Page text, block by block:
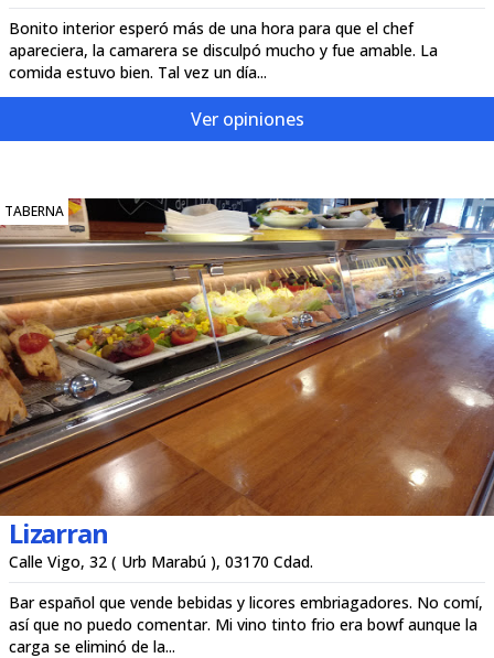
Bonito interior esperó más de una hora para que el chef
apareciera, la camarera se disculpó mucho y fue amable. La
comida estuvo bien. Tal vez un día...
Ver opiniones
TABERNA
Lizarran
Calle Vigo, 32 ( Urb Marabú ), 03170 Cdad.
Bar español que vende bebidas y licores embriagadores. No comí,
así que no puedo comentar. Mi vino tinto frio era bowf aunque la
carga se eliminó de la...